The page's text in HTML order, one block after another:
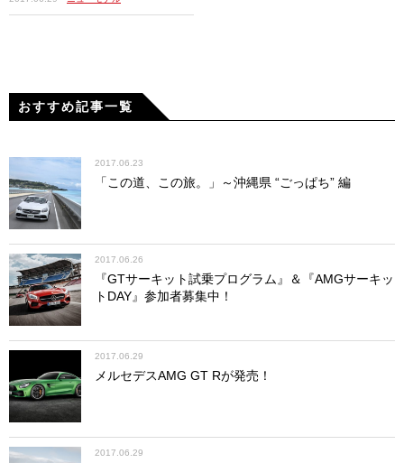
おすすめ記事一覧
2017.06.23
「この道、この旅。」～沖縄県 “ごっぱち” 編
2017.06.26
『GTサーキット試乗プログラム』＆『AMGサーキッ
トDAY』参加者募集中！
2017.06.29
メルセデスAMG GT Rが発売！
2017.06.29